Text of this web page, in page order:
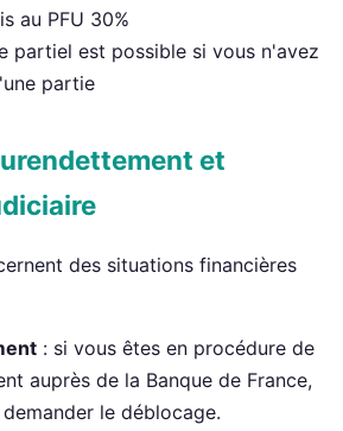
au PFU 30%
partiel est possible si vous n'avez
partie
et
des situations financières
: si vous êtes en procédure de
auprès de la Banque de France,
le déblocage.